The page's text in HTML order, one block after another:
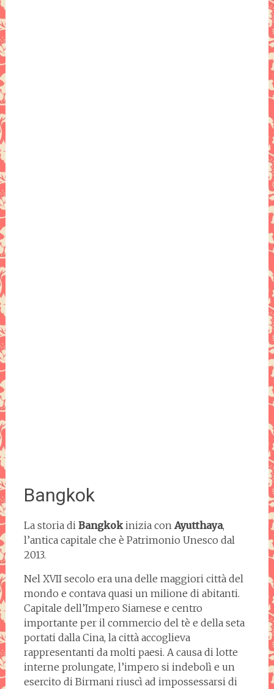
Bangkok
La storia di Bangkokinizia con Ayutthaya,
l’antica capitale che è Patrimonio Unesco dal
2013.
Nel XVII secolo era una delle maggiori città del
mondo e contava quasi un milione di abitanti.
Capitale dell’Impero Siamese e centro
importante per il commercio del tè e della seta
portati dalla Cina, la città accoglieva
rappresentanti da molti paesi. A causa di lotte
interne prolungate, l’impero si indebolì e un
esercito di Birmani riuscì ad impossessarsi di